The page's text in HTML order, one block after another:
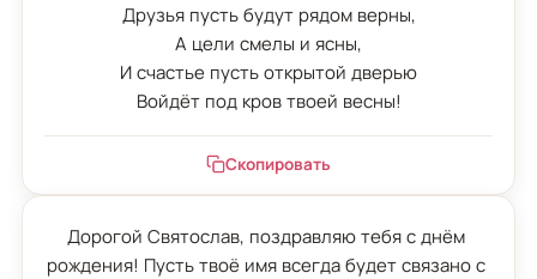
Друзья пусть будут рядом верны,
А цели смелы и ясны,
И счастье пусть открытой дверью
Войдёт под кров твоей весны!
Скопировать
Дорогой Святослав, поздравляю тебя с днём
рождения! Пусть твоё имя всегда будет связано с